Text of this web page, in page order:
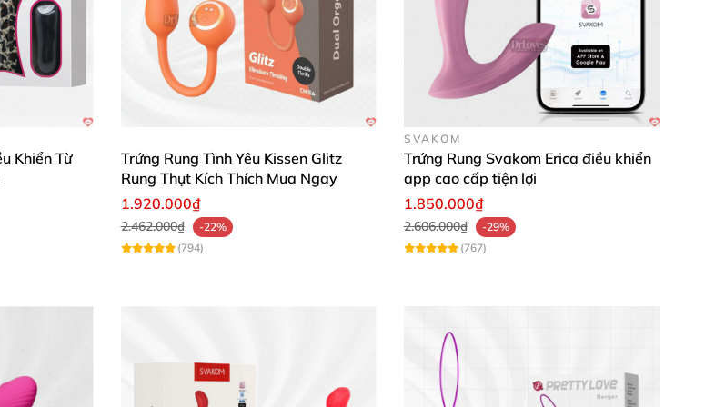
điều khiển từ xa tiện lợi, khoái cảm đỉnh cao mà kín đáo. Dùng gel kèm theo càng êm
mạnh mẽ làm mình 'bay' hết cả ngày. Trải nghiệm tuyệt vời, đáng tiền nhất trong dòng
Osensual LV431211để biến mọi khoảnh khắc thành cực khoái đỉnh cao. Sở hữu siêu
Khiển Từ
Trứng Rung Tình Yêu Kissen Glitz
Rung Thụt Kích Thích Mua Ngay
1.920.000₫
2.462.000₫
-22%
(794)
SVAKOM
Trứng Rung Svakom Erica điều khiển
app cao cấp tiện lợi
1.850.000₫
2.606.000₫
-29%
(767)